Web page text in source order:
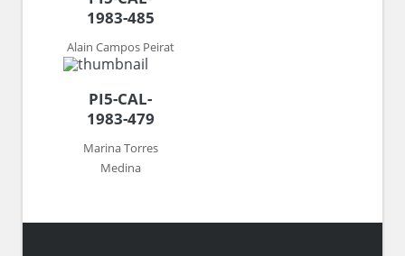
1983-485
Alain Campos Peirat
PI5-CAL-
1983-479
Marina Torres
Medina